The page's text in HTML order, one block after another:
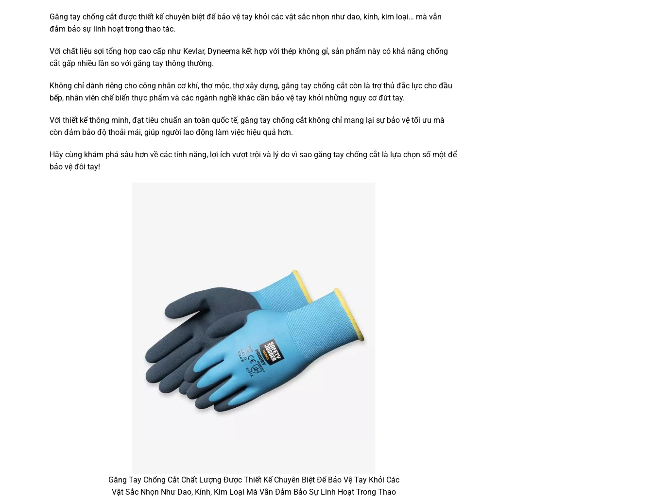
Găng tay chống cắt được thiết kế chuyên biệt để bảo vệ tay khỏi các vật sắc nhọn như dao, kính, kim loại… mà vẫn
đảm bảo sự linh hoạt trong thao tác.
Với chất liệu sợi tổng hợp cao cấp như Kevlar, Dyneema kết hợp với thép không gỉ, sản phẩm này có khả năng chống
cắt gấp nhiều lần so với găng tay thông thường.
Không chỉ dành riêng cho công nhân cơ khí, thợ mộc, thợ xây dựng, găng tay chống cắt còn là trợ thủ đắc lực cho đầu
bếp, nhân viên chế biến thực phẩm và các ngành nghề khác cần bảo vệ tay khỏi những nguy cơ đứt tay.
Với thiết kế thông minh, đạt tiêu chuẩn an toàn quốc tế, găng tay chống cắt không chỉ mang lại sự bảo vệ tối ưu mà
còn đảm bảo độ thoải mái, giúp người lao động làm việc hiệu quả hơn.
Hãy cùng khám phá sâu hơn về các tính năng, lợi ích vượt trội và lý do vì sao găng tay chống cắt là lựa chọn số một để
bảo vệ đôi tay!
Găng Tay Chống Cắt Chất Lượng Được Thiết Kế Chuyên Biệt Để Bảo Vệ Tay Khỏi Các
Vật Sắc Nhọn Như Dao, Kính, Kim Loại Mà Vẫn Đảm Bảo Sự Linh Hoạt Trong Thao